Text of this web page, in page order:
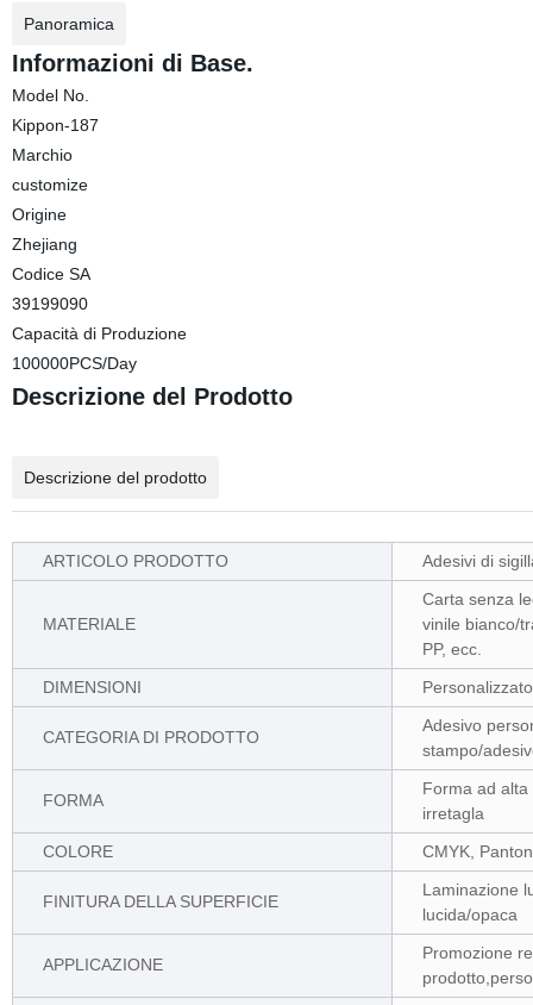
Panoramica
Informazioni di Base.
Model No.
Kippon-187
Marchio
customize
Origine
Zhejiang
Codice SA
39199090
Capacità di Produzione
100000PCS/Day
Descrizione del Prodotto
Descrizione del prodotto
ARTICOLO PRODOTTO Adesivi di
MATERIALE
Carta senza
vinile bianco/
PP, ecc.
DIMENSIONI
Personalizzato
CATEGORIA DI PRODOTTO
Adesivo
stampo/
FORMA
Forma ad
irretagla
COLORE
CMYK,
FINITURA DELLA SUPERFICIE
Laminazione
lucida/opaca
APPLICAZIONE
Promozione